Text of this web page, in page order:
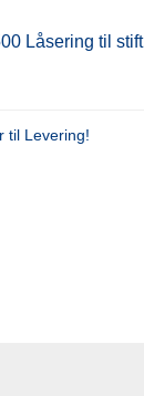
Låsering til stift
til Levering!